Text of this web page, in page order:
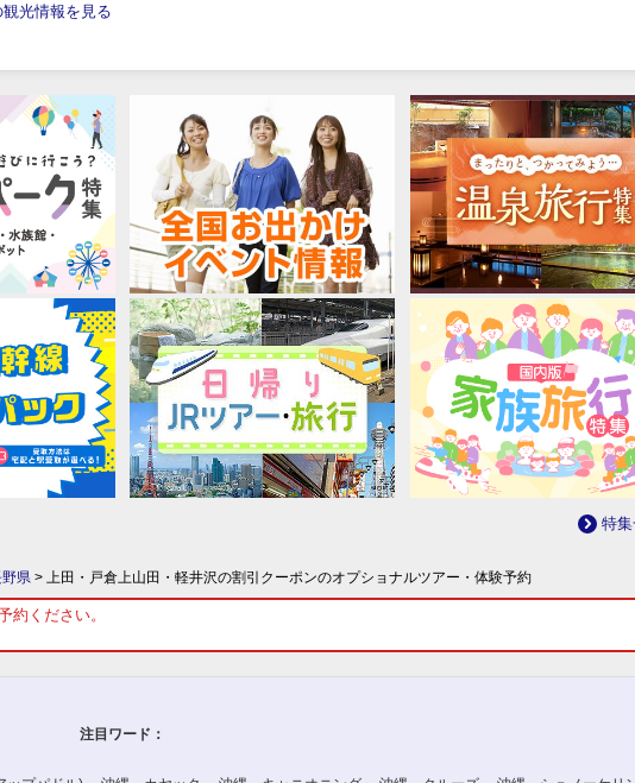
光情報を見る
特
県 > 上田・戸倉上山田・軽井沢の割引クーポンのオプショナルツアー・体験予約
約ください。
注目ワード：